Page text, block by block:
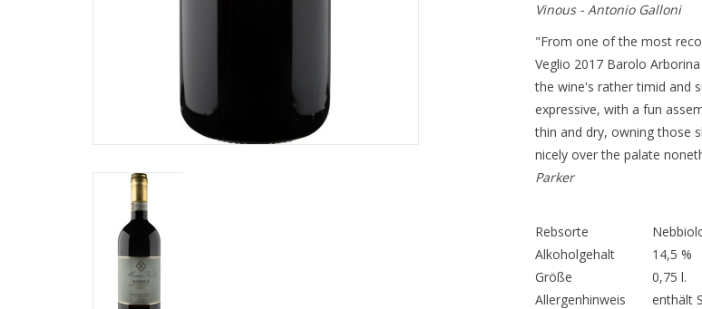
Vinous - Antonio Galloni
"From one of the most
Veglio 2017 Barolo
the wine's rather timid and
expressive, with a fun
thin and dry, owning those
nicely over the palate
Parker
Rebsorte
Alkoholgehalt
14,5 %
Größe
0,75 l.
Allergenhinweis
enthält